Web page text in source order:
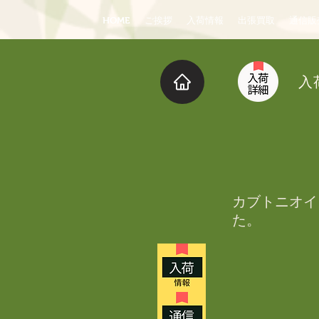
HOME ご挨拶 入荷情報 出張買取 通信
入
カブトニオ
た。